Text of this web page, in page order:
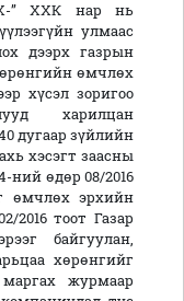
” ХХК нар нь
улмаас
дээрх газрын
өмчлөх
хүсэл зоригоо
харилцан
дугаар зүйлийн
хэсэгт заасны
ний өдөр 08/2016
өмчлөх эрхийн
2016 тоот Газар
байгуулан,
хөрөнгийг
журмаар